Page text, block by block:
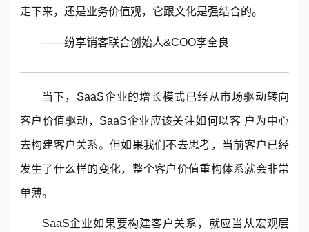
走下来，还是业务价值观，它跟文化是强结合的。
——纷享销客联合创始人&COO李全良
当下，SaaS企业的增长模式已经从市场驱动转向
客户价值驱动，SaaS企业应该关注如何以客 户为中心
去构建客户关系。但如果我们不去思考，当前客户已经
发生了什么样的变化，整个客户价值重构体系就会非常
单薄。
SaaS企业如果要构建客户关系，就应当从宏观层